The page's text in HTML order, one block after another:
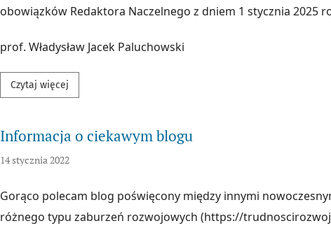
obowiązków Redaktora Naczelnego z dniem 1 stycznia 2025
prof. Władysław Jacek Paluchowski
Czytaj więcej
Informacja o ciekawym blogu
14 stycznia 2022
Gorąco polecam blog poświęcony między innymi
różnego typu zaburzeń rozwojowych (https://